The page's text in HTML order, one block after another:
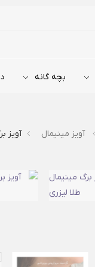
بچه گانه
آویز مینیمال آویز